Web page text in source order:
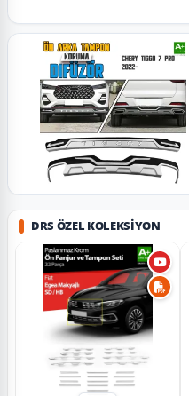
DRS ÖZEL KOLEKSIYON